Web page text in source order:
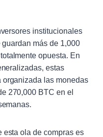
institucionales
más de 1,000
opuesta. En
estas
organizada las monedas
270,000 BTC en el
esta ola de compras es